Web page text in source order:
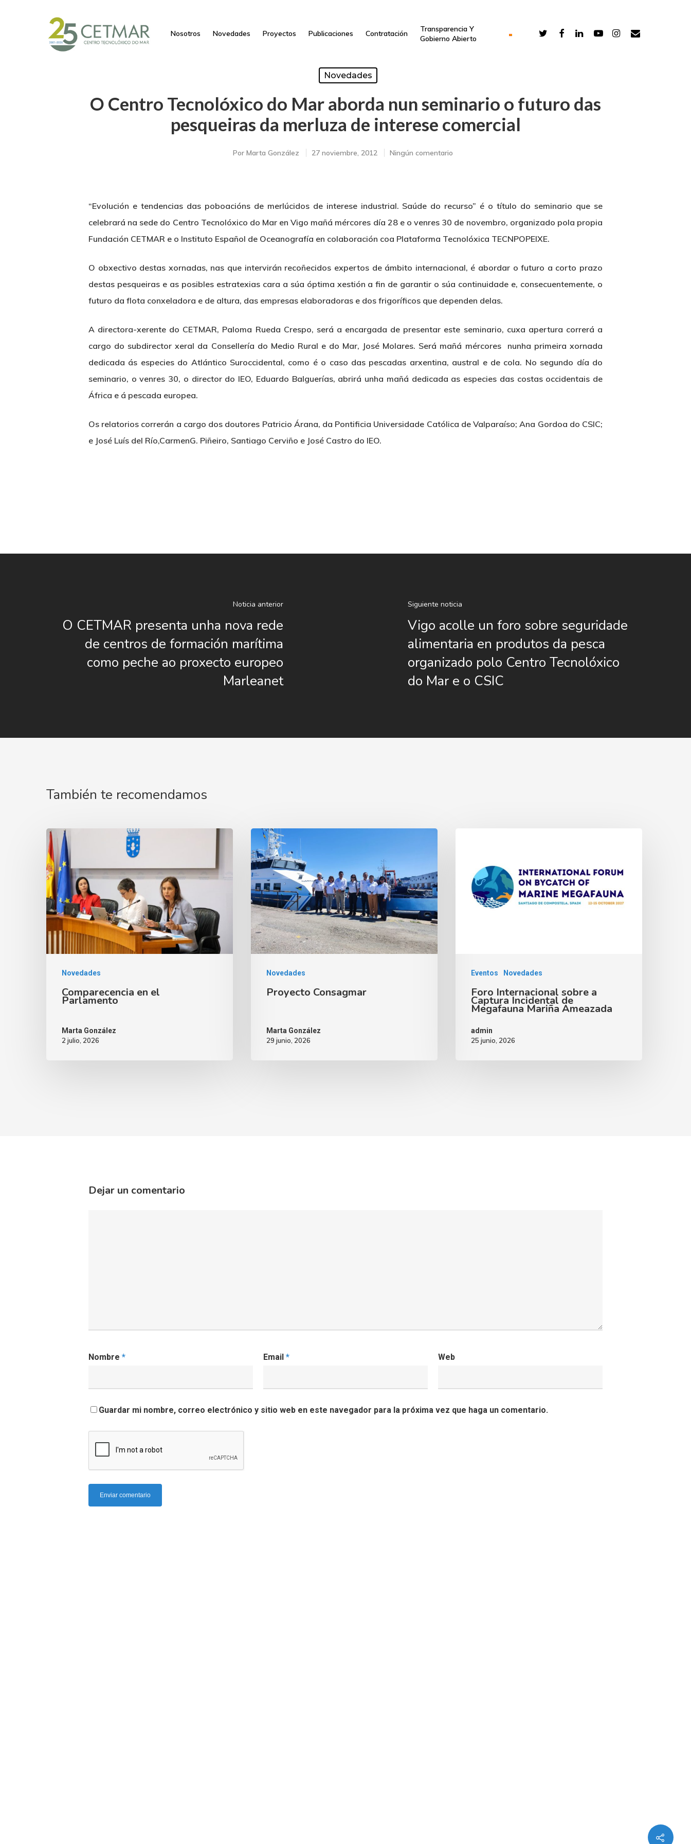
Hit enter to search or ESC to close
Nosotros Novedades Proyectos Publicaciones Contratación
Transparencia Y
Gobierno Abierto
Novedades
O Centro Tecnolóxico do Mar aborda nun seminario o futuro das
pesqueiras da merluza de interese comercial
Por Marta González 27 noviembre, 2012 Ningún comentario
“Evolución e tendencias das poboacións de merlúcidos de interese industrial. Saúde do recurso” é o título do seminario que se
celebrará na sede do Centro Tecnolóxico do Mar en Vigo mañá mércores día 28 e o venres 30 de novembro, organizado pola propia
Fundación CETMAR e o Instituto Español de Oceanografía en colaboración coa Plataforma Tecnolóxica TECNPOPEIXE.
O obxectivo destas xornadas, nas que intervirán recoñecidos expertos de ámbito internacional, é abordar o futuro a corto prazo
destas pesqueiras e as posibles estratexias cara a súa óptima xestión a fin de garantir o súa continuidade e, consecuentemente, o
futuro da flota conxeladora e de altura, das empresas elaboradoras e dos frigoríficos que dependen delas.
A directora-xerente do CETMAR, Paloma Rueda Crespo, será a encargada de presentar este seminario, cuxa apertura correrá a
cargo do subdirector xeral da Consellería do Medio Rural e do Mar, José Molares. Será mañá mércores nunha primeira xornada
dedicada ás especies do Atlántico Suroccidental, como é o caso das pescadas arxentina, austral e de cola. No segundo día do
seminario, o venres 30, o director do IEO, Eduardo Balguerías, abrirá unha mañá dedicada as especies das costas occidentais de
África e á pescada europea.
Os relatorios correrán a cargo dos doutores Patricio Árana, da Pontificia Universidade Católica de Valparaíso; Ana Gordoa do CSIC;
e José Luís del Río,CarmenG. Piñeiro, Santiago Cerviño e José Castro do IEO.
Noticia anterior
O CETMAR presenta unha nova rede
de centros de formación marítima
como peche ao proxecto europeo
Marleanet
Siguiente noticia
Vigo acolle un foro sobre seguridade
alimentaria en produtos da pesca
organizado polo Centro Tecnolóxico
do Mar e o CSIC
También te recomendamos
Novedades
Comparecencia en el
Parlamento
Marta González
2 julio, 2026
Novedades
Proyecto Consagmar
Marta González
29 junio, 2026
Eventos Novedades
Foro Internacional sobre a
Captura Incidental de
Megafauna Mariña Ameazada
admin
25 junio, 2026
Dejar un comentario
Nombre * Email * Web
Guardar mi nombre, correo electrónico y sitio web en este navegador para la próxima vez que haga un comentario.